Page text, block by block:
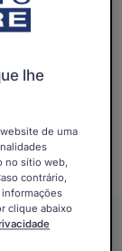
e para
práticas em
social
lhe
de uma
no sítio web,
contrário,
informações
clique abaixo